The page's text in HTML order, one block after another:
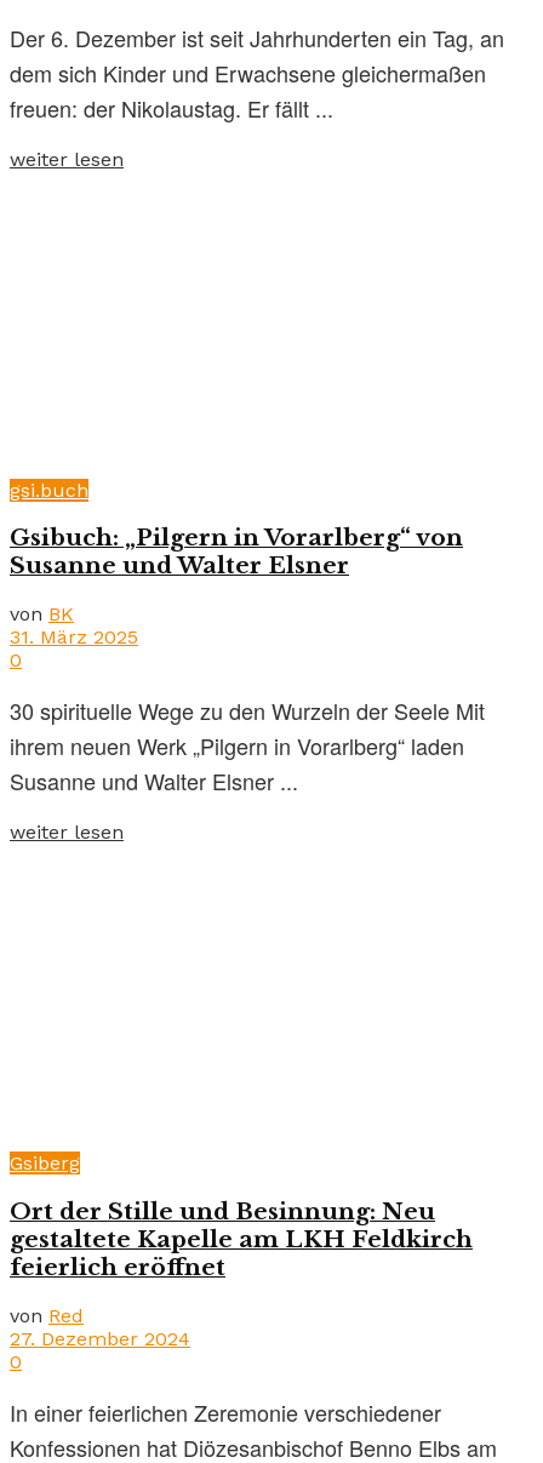
Der 6. Dezember ist seit Jahrhunderten ein Tag, an
dem sich Kinder und Erwachsene gleichermaßen
freuen: der Nikolaustag. Er fällt ...
weiter lesen
gsi.buch
Gsibuch: „Pilgern in Vorarlberg“ von
Susanne und Walter Elsner
von BK
31. März 2025
0
30 spirituelle Wege zu den Wurzeln der Seele Mit
ihrem neuen Werk „Pilgern in Vorarlberg“ laden
Susanne und Walter Elsner ...
weiter lesen
Gsiberg
Ort der Stille und Besinnung: Neu
gestaltete Kapelle am LKH Feldkirch
feierlich eröffnet
von Red
27. Dezember 2024
0
In einer feierlichen Zeremonie verschiedener
Konfessionen hat Diözesanbischof Benno Elbs am